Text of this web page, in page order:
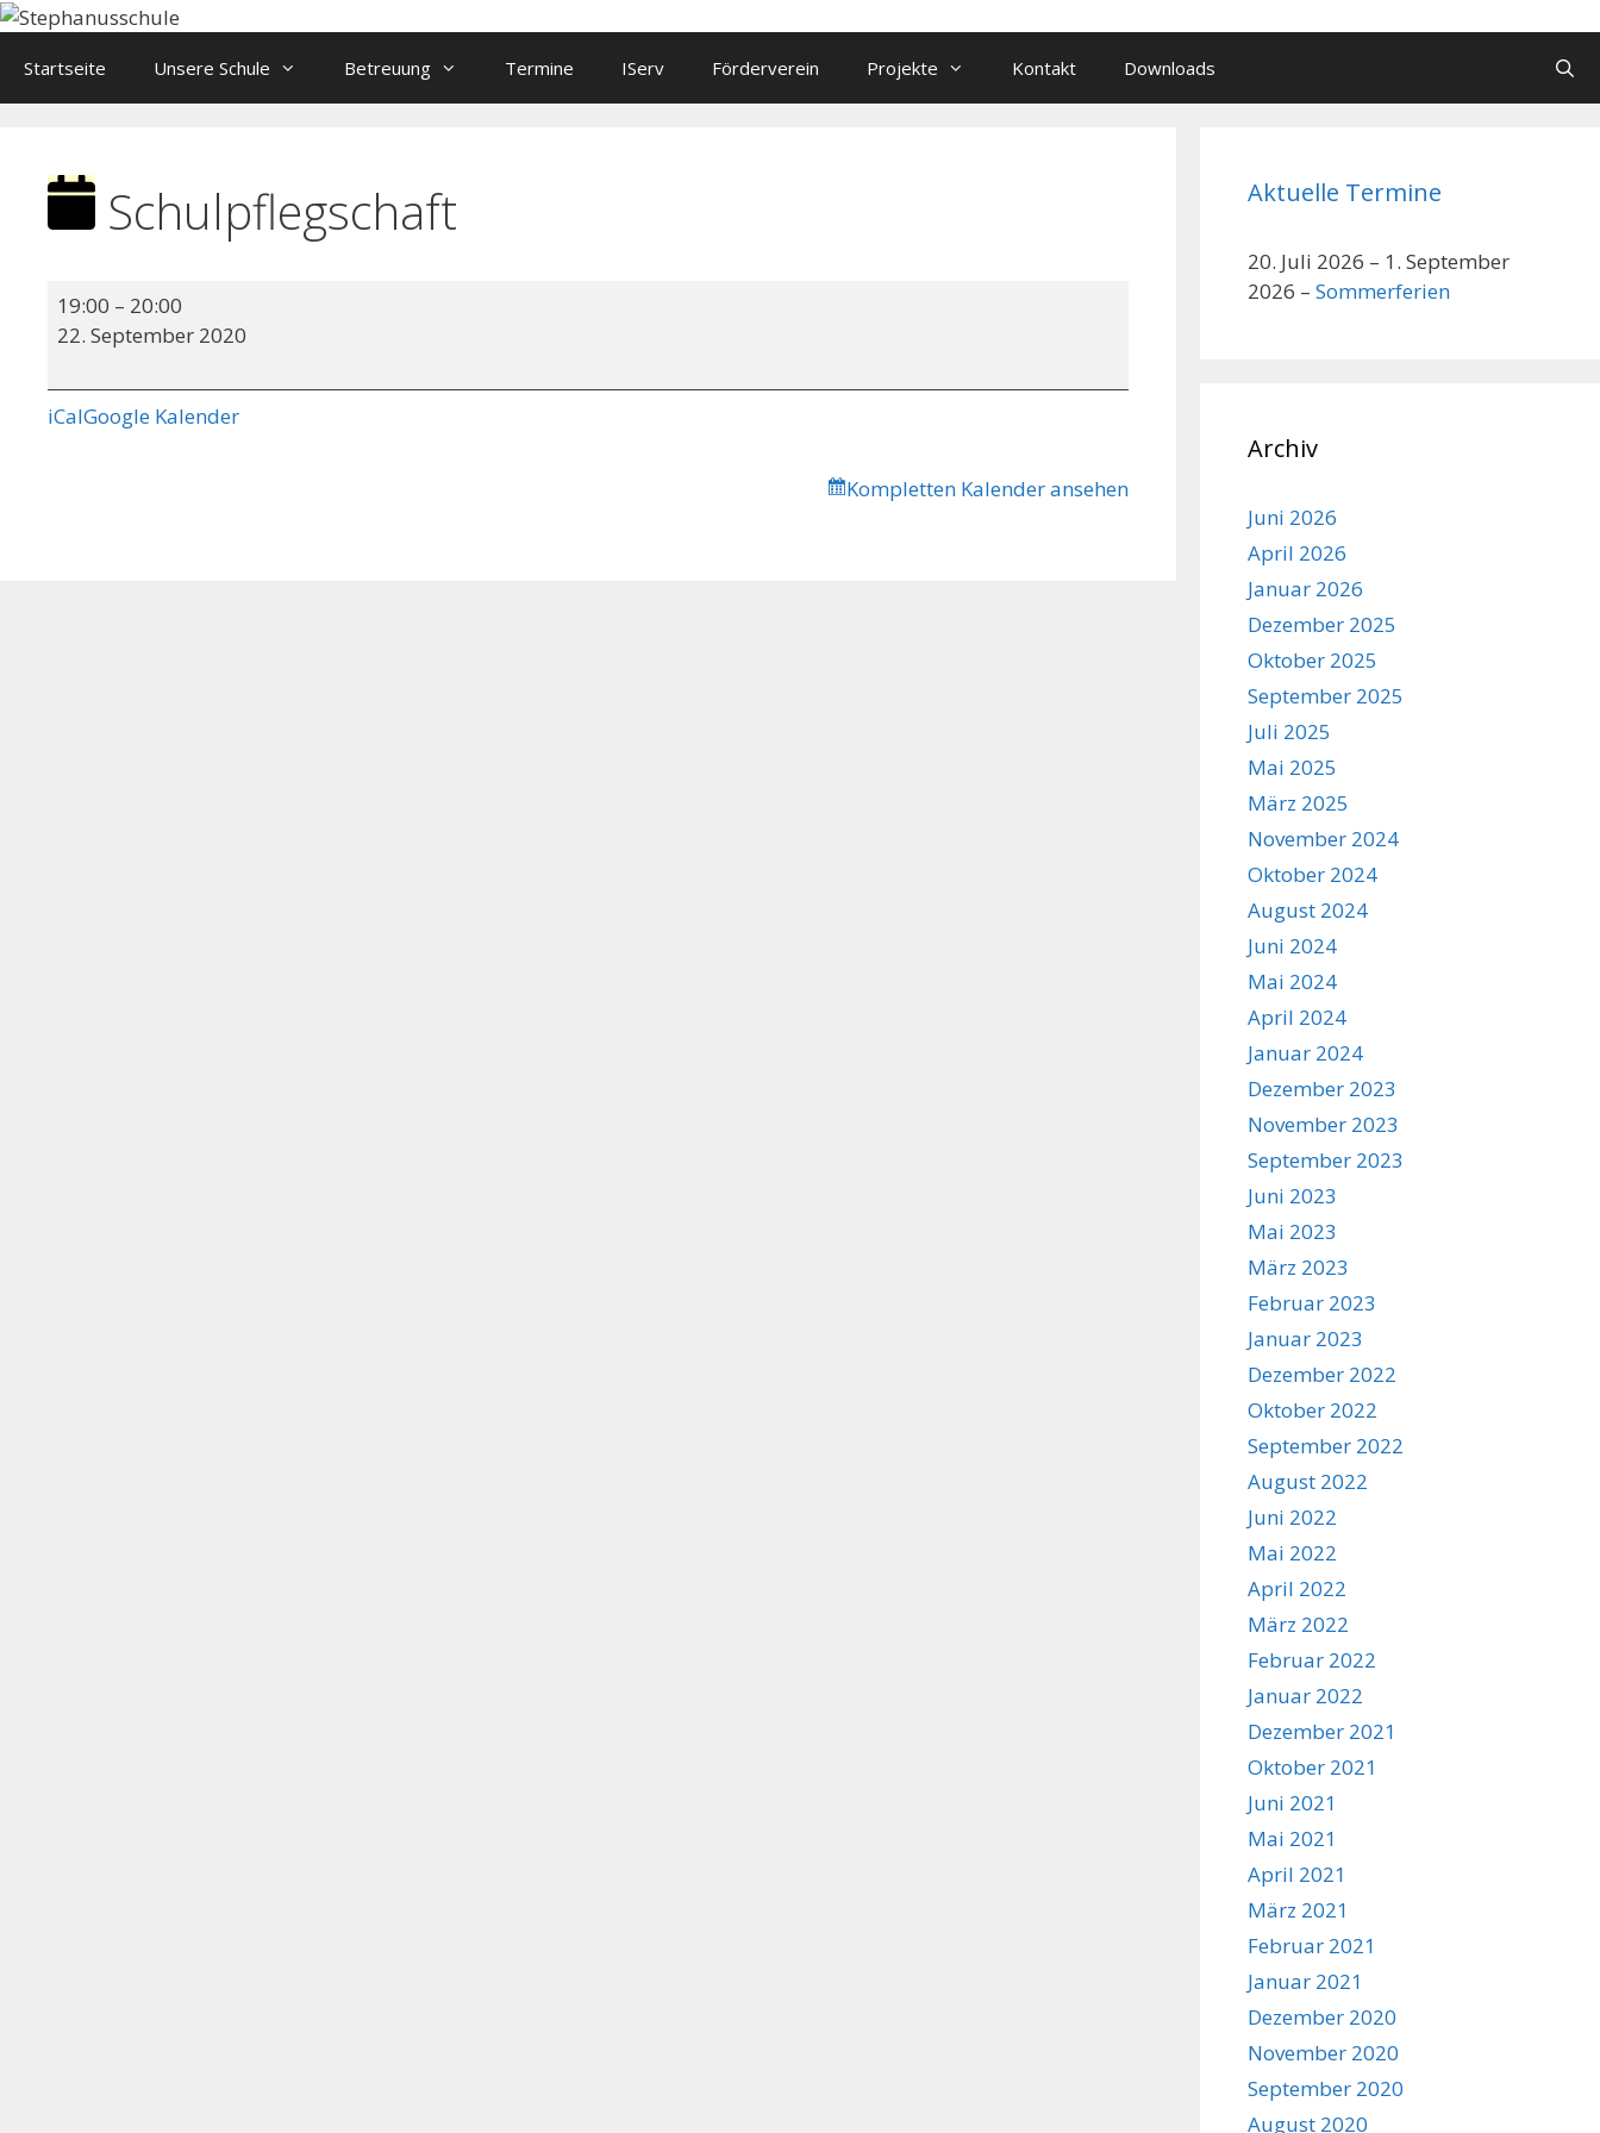
Springe
InhaltStartseite Unsere Schule Betreuung Termine IServ Förderverein Projekte Kontakt Downloads
Schulpflegschaft
Schulpflegschaft
19:00 – 20:00
22. September 2020
iCalGoogle Kalender
Kompletten Kalender ansehen
Aktuelle Termine
20. Juli 2026 – 1. September
2026 – Sommerferien
Archiv
Juni 2026
April 2026
Januar 2026
Dezember 2025
Oktober 2025
September 2025
Juli 2025
Mai 2025
März 2025
November 2024
Oktober 2024
August 2024
Juni 2024
Mai 2024
April 2024
Januar 2024
Dezember 2023
November 2023
September 2023
Juni 2023
Mai 2023
März 2023
Februar 2023
Januar 2023
Dezember 2022
Oktober 2022
September 2022
August 2022
Juni 2022
Mai 2022
April 2022
März 2022
Februar 2022
Januar 2022
Dezember 2021
Oktober 2021
Juni 2021
Mai 2021
April 2021
März 2021
Februar 2021
Januar 2021
Dezember 2020
November 2020
September 2020
August 2020